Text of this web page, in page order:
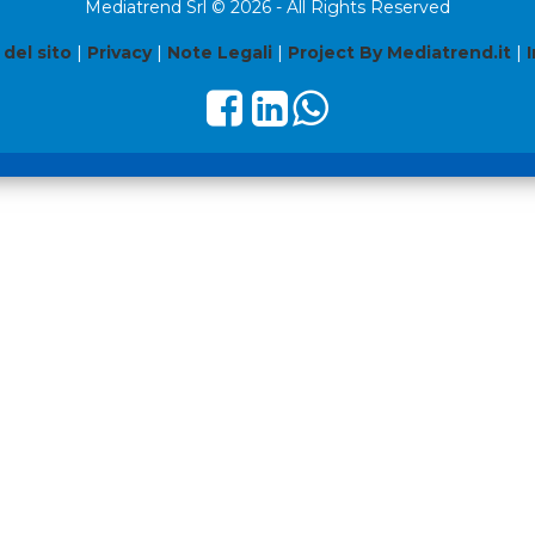
Mediatrend Srl © 2026 - All Rights Reserved
del sito | Privacy| Note Legali | Project By Mediatrend.it |